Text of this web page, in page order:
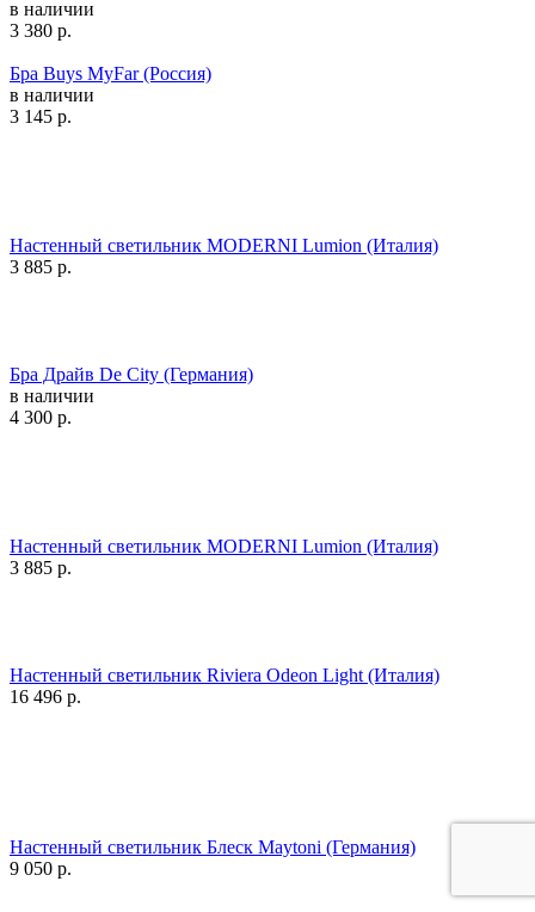
в наличии
3 380 р.
Бра Buys MyFar (Россия)
в наличии
3 145 р.
Настенный светильник MODERNI Lumion (Италия)
3 885 р.
Бра Драйв De City (Германия)
в наличии
4 300 р.
Настенный светильник MODERNI Lumion (Италия)
3 885 р.
Настенный светильник Riviera Odeon Light (Италия)
16 496 р.
Настенный светильник Блеск Maytoni (Германия)
9 050 р.